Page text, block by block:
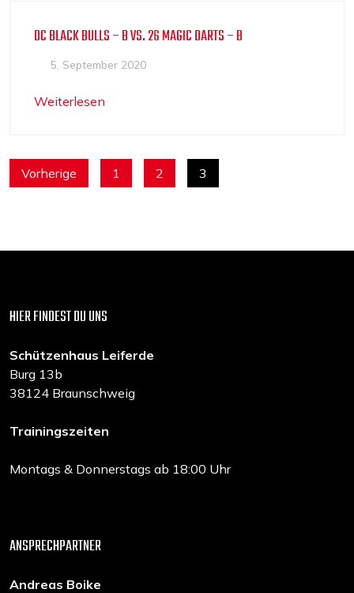
DC BLACK BULLS – B VS. 26 MAGIC DARTS – B
5. September 2020
Weiterlesen
SEITENNUMMERIERUNG
Vorherige 1 2 3
HIER FINDEST DU UNS
Schützenhaus Leiferde
Burg 13b
38124 Braunschweig
Trainingszeiten
Montags & Donnerstags ab 18:00 Uhr
ANSPRECHPARTNER
Andreas Boike